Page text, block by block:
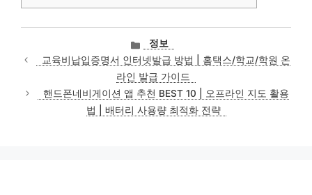
카
테
고
리
정보
교육비납입증명서 인터넷발급 방법 | 홈택스/학교/학원 온
라인 발급 가이드
핸드폰네비게이션 앱 추천 BEST 10 | 오프라인 지도 활용
법 | 배터리 사용량 최적화 전략